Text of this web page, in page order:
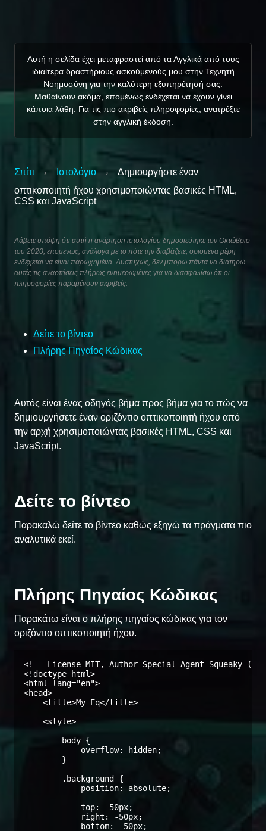
Αυτή η σελίδα έχει μεταφραστεί από τα Αγγλικά από τους
ιδιαίτερα δραστήριους ασκούμενούς μου στην Τεχνητή
Νοημοσύνη για την καλύτερη εξυπηρέτησή σας.
Μαθαίνουν ακόμα, επομένως ενδέχεται να έχουν γίνει
κάποια λάθη. Για τις πιο ακριβείς πληροφορίες, ανατρέξτε
στην αγγλική έκδοση.
Σπίτι › Ιστολόγιο ›
Δημιουργήστε έναν
οπτικοποιητή ήχου χρησιμοποιώντας βασικές HTML,
CSS και JavaScript
Λάβετε υπόψη ότι αυτή η ανάρτηση ιστολογίου δημοσιεύτηκε τον Οκτώβριο
του 2020, επομένως, ανάλογα με το πότε την διαβάζετε, ορισμένα μέρη
ενδέχεται να είναι παρωχημένα. Δυστυχώς, δεν μπορώ πάντα να διατηρώ
αυτές τις αναρτήσεις πλήρως ενημερωμένες για να διασφαλίσω ότι οι
πληροφορίες παραμένουν ακριβείς.
Δείτε το βίντεο
Πλήρης Πηγαίος Κώδικας
Αυτός είναι ένας οδηγός βήμα προς βήμα για το πώς να
δημιουργήσετε έναν οριζόντιο οπτικοποιητή ήχου από
την αρχή χρησιμοποιώντας βασικές HTML, CSS και
JavaScript.
Δείτε το βίντεο
Παρακαλώ δείτε το βίντεο καθώς εξηγώ τα πράγματα πιο
αναλυτικά εκεί.
Πλήρης Πηγαίος Κώδικας
Παρακάτω είναι ο πλήρης πηγαίος κώδικας για τον
οριζόντιο οπτικοποιητή ήχου.
<!-- License MIT, Author Special Agent Squeaky
<!doctype html>
<html lang="en">
<head>
    <title>My Eq</title>
    <style>
        body {
            overflow: hidden;
        }
        .background {
            position: absolute;
            top: -50px;
            right: -50px;
            bottom: -50px;